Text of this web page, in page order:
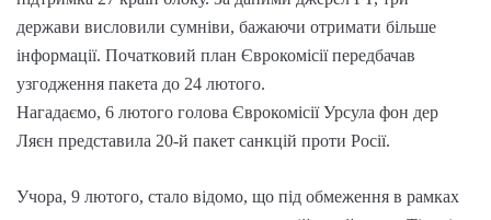
держави висловили сумніви, бажаючи отримати більше
інформації. Початковий план Єврокомісії передбачав
узгодження пакета до 24 лютого.
Нагадаємо, 6 лютого голова Єврокомісії Урсула фон дер
Ляєн представила 20-й пакет санкцій проти Росії.
Учора, 9 лютого, стало відомо, що під обмеження в рамках